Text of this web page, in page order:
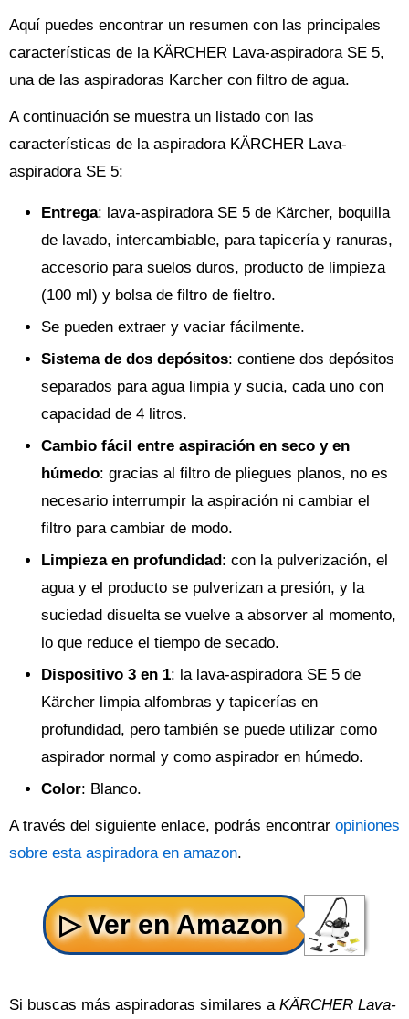
Aquí puedes encontrar un resumen con las principales
características de la KÄRCHER Lava-aspiradora SE 5,
una de las aspiradoras Karcher con filtro de agua.
A continuación se muestra un listado con las
características de la aspiradora KÄRCHER Lava-
aspiradora SE 5:
Entrega: lava-aspiradora SE 5 de Kärcher, boquilla
de lavado, intercambiable, para tapicería y ranuras,
accesorio para suelos duros, producto de limpieza
(100 ml) y bolsa de filtro de fieltro.
Se pueden extraer y vaciar fácilmente.
Sistema de dos depósitos: contiene dos depósitos
separados para agua limpia y sucia, cada uno con
capacidad de 4 litros.
Cambio fácil entre aspiración en seco y en
húmedo: gracias al filtro de pliegues planos, no es
necesario interrumpir la aspiración ni cambiar el
filtro para cambiar de modo.
Limpieza en profundidad: con la pulverización, el
agua y el producto se pulverizan a presión, y la
suciedad disuelta se vuelve a absorver al momento,
lo que reduce el tiempo de secado.
Dispositivo 3 en 1: la lava-aspiradora SE 5 de
Kärcher limpia alfombras y tapicerías en
profundidad, pero también se puede utilizar como
aspirador normal y como aspirador en húmedo.
Color: Blanco.
A través del siguiente enlace, podrás encontrar opiniones
sobre esta aspiradora en amazon.
Si buscas más aspiradoras similares a KÄRCHER Lava-